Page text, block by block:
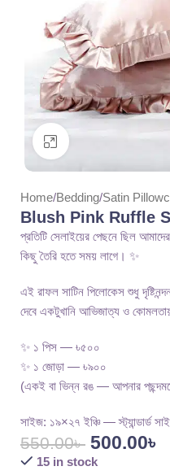
Home Bedding Satin
Blush Pink Ruffle
প্রতিটি সেলাইয়ের পেছনে ছিল
কিছু তৈরি হতে সময় লাগে। ✨
এই রাফল সাটিন পিলোকেস শুধু
দেবে একটুখানি আভিজাত্য ও
✨ ১ পিস — ৳৫০০
✨ ১ জোড়া — ৳৯০০
(একই বা ভিন্ন রঙ — আপনার
সাইজ: ১৯×২৭ ইঞ্চি — স্ট্যান্ডার্ড
550.00৳ 500.00৳
15 in stock